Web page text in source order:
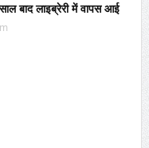
बाद लाइब्रेरी में वापस आई